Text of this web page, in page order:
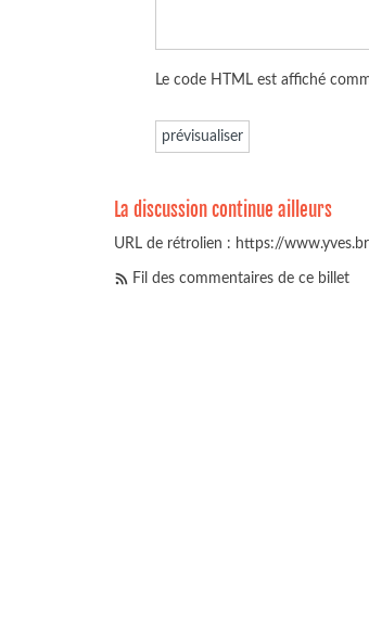
Le code HTML est affiché
La discussion continue ailleurs
URL de rétrolien : https://
Fil des commentaires de ce billet